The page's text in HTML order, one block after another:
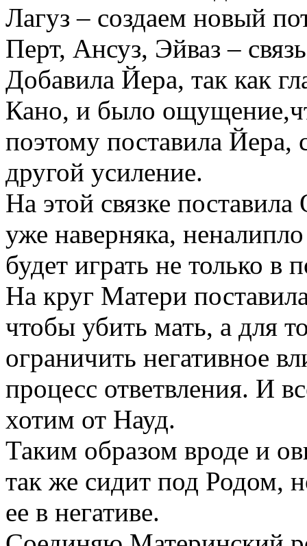
Лагуз – создаем новый
Перт, Ансуз, Эйваз –
Добавила Йера, так как
Кано, и было
поэтому поставила Йера,
другой усиление.
На этой связке
уже наверняка,
будет играть не только
На круг Матери
чтобы убить мать, а для
ограничить негативное
процесс ответвления. И
хотим от Науд.
Таким образом вроде и
так же сидит под Родом,
ее в негативе.